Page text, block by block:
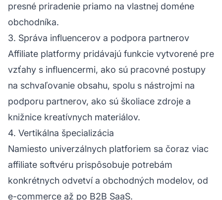
presné priradenie priamo na vlastnej doméne
obchodníka.
3. Správa influencerov a podpora partnerov
Affiliate platformy pridávajú funkcie vytvorené pre
vzťahy s influencermi, ako sú pracovné postupy
na schvaľovanie obsahu, spolu s nástrojmi na
podporu partnerov, ako sú školiace zdroje a
knižnice kreatívnych materiálov.
4. Vertikálna špecializácia
Namiesto univerzálnych platforiem sa čoraz viac
affiliate softvéru prispôsobuje potrebám
konkrétnych odvetví a obchodných modelov, od
e-commerce až po B2B SaaS.